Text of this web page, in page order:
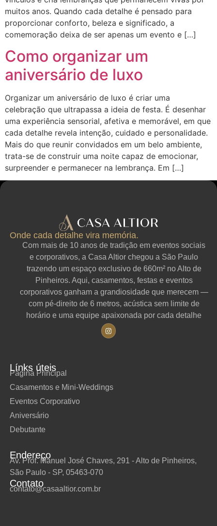
muitos anos. Quando cada detalhe é pensado para
proporcionar conforto, beleza e significado, a
comemoração deixa de ser apenas um evento e […]
Como organizar um
aniversário de luxo
Organizar um aniversário de luxo é criar uma
celebração que ultrapassa a ideia de festa. É desenhar
uma experiência sensorial, afetiva e memorável, em que
cada detalhe revela intenção, cuidado e personalidade.
Mais do que reunir convidados em um belo ambiente,
trata-se de construir uma noite capaz de emocionar,
surpreender e permanecer na lembrança. Em […]
Onde cada detalhe vira memória.
Com mais de 10 anos de tradição em eventos sociais
e corporativos, a Casa Altior chegou a São Paulo
trazendo um espaço exclusivo de 660m² no Alto de
Pinheiros. Aqui, casamentos, festas e eventos
corporativos ganham a grandiosidade que merecem —
com pé-direito de 6 metros, acústica sem limite de
horário e uma equipe apaixonada por cada detalhe
Línks úteis
Página Principal
Casamentos e Mini-Weddings
Eventos Corporativo
Aniversário
Debutante
Endereço
Av. Prof. Manuel José Chaves, 291 - Alto de Pinheiros,
São Paulo - SP, 05463-070
Contato
contato@casaaltior.com.br